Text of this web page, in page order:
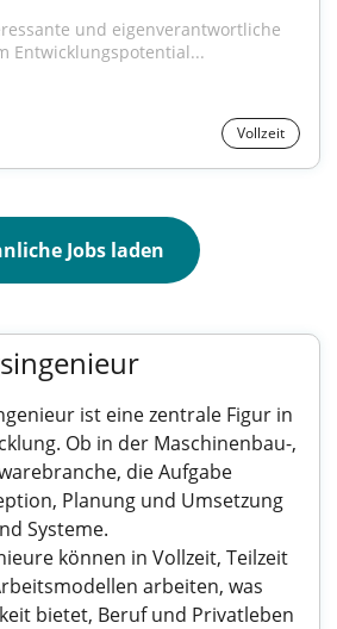
und eigenverantwortliche
Entwicklungspotential...
Vollzeit
Jobs laden
ist eine zentrale Figur in
Ob in der Maschinenbau-,
die Aufgabe
Planung und Umsetzung
Systeme.
können in Vollzeit, Teilzeit
arbeiten, was
bietet, Beruf und Privatleben